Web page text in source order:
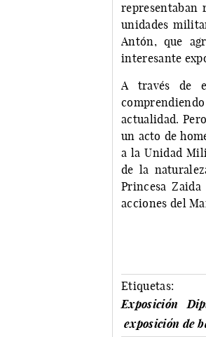
representaban
unidades
Antón, que
interesante
A través de
actualidad.
un acto de
a la Unidad
de la
Princesa
acciones del
Etiquetas:
Exposición
exposición de